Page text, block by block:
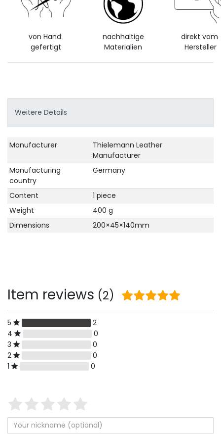
von Hand
gefertigt
nachhaltige
Materialien
direkt vom
Hersteller
Weitere Details
Technical
Value
Manufacturer
Thielemann Leather
Manufacturer
Manufacturing
country
Germany
Content
1 piece
Weight
400 g
Dimensions
200×45×140mm
Item reviews (2)
5
2
4
0
3
0
2
0
1
0
Star
rating
of
4
of
3
of
2
of
1
of